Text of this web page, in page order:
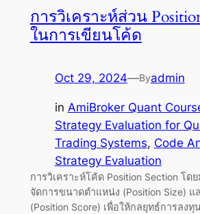
การวิเคราะห์ส่วน
ในการเขียนโค้ด
Oct 29, 2024—Byadmin
in AmiBroker Quant
Strategy Evaluation for
Trading Systems, Code
Strategy Evaluation
การวิเคราะห์โค้ด Position Section โด
จัดการขนาดตำแหน่ง (Position Size)
(Position Score) เพื่อให้กลยุทธ์การลง